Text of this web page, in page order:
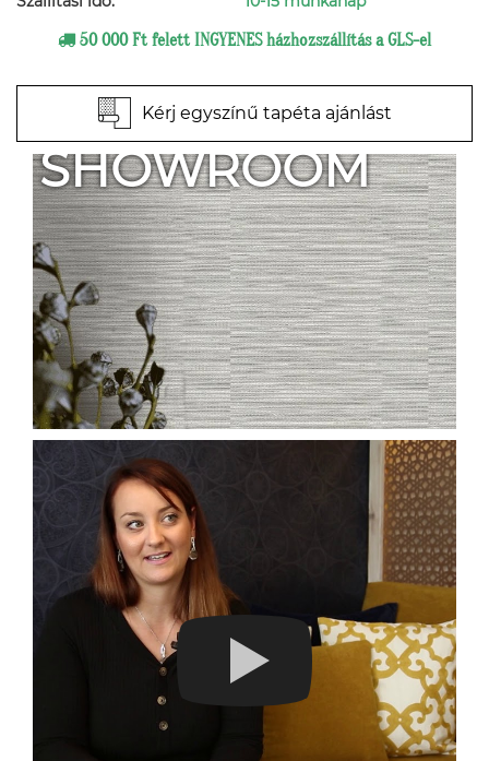
50 000 Ft felett INGYENES házhozszállítás a GLS-el
Kérj egyszínű tapéta ajánlást
SHOWROOM